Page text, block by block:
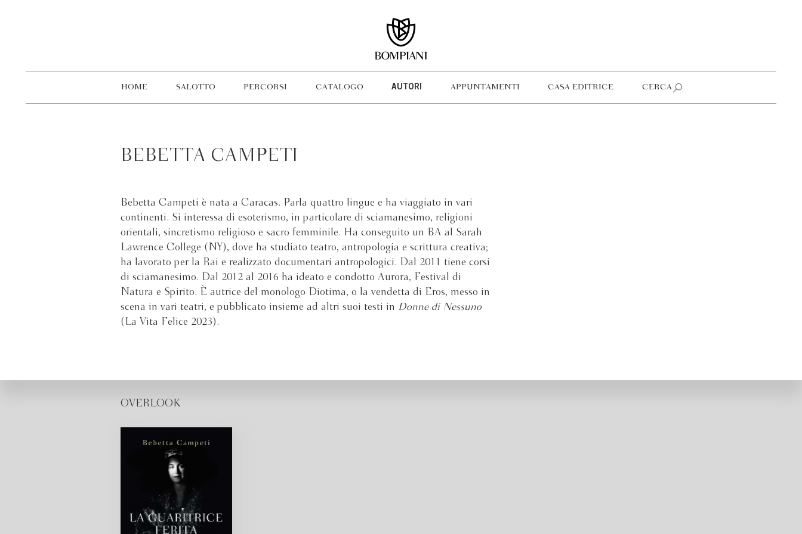
HOME SALOTTO PERCORSI CATALOGO AUTORI APPUNTAMENTI CASA EDITRICE CERCA
BEBETTA CAMPETI
Bebetta Campeti è nata a Caracas. Parla quattro lingue e ha viaggiato in vari
continenti. Si interessa di esoterismo, in particolare di sciamanesimo, religioni
orientali, sincretismo religioso e sacro femminile. Ha conseguito un BA al Sarah
Lawrence College (NY), dove ha studiato teatro, antropologia e scrittura creativa;
ha lavorato per la Rai e realizzato documentari antropologici. Dal 2011 tiene corsi
di sciamanesimo. Dal 2012 al 2016 ha ideato e condotto Aurora, Festival di
Natura e Spirito. È autrice del monologo Diotima, o la vendetta di Eros, messo in
scena in vari teatri, e pubblicato insieme ad altri suoi testi in Donne di Nessuno
(La Vita Felice 2023).
OVERLOOK